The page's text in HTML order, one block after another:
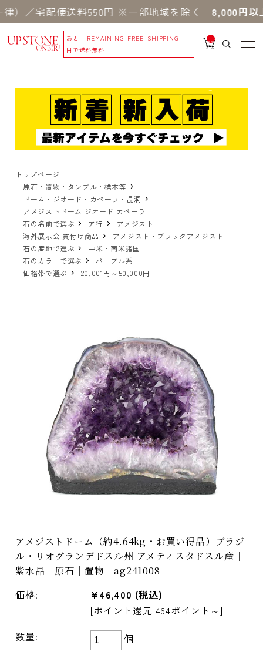
配便送料550円 ※一部地域を除く8,000円以上のお
あと
__REMAINING_FREE_SHIPPING__
円で送料無料
__
IT
_
トップページ
原石・置物・タンブル・標本等
ドーム・ジオード・カペーラ・晶洞
アメジストドーム ジオード カペーラ
石の名前で選ぶ
ア行
アメジスト
海外展示会 買付け商品
アメジスト・ブラックアメジスト
石の産地で選ぶ
中米・南米諸国
石のカラーで選ぶ
パープル系
価格帯で選ぶ
20,001円～50,000円
アメジストドーム（約4.64kg・お買い得品）ブラジ
ル・リオグランデドスル州 アメティスタドスル産｜
紫水晶｜原石｜置物｜ag241008
価格: ¥46,400 (税込)
[ポイント還元 464ポイント～]
数量:
個